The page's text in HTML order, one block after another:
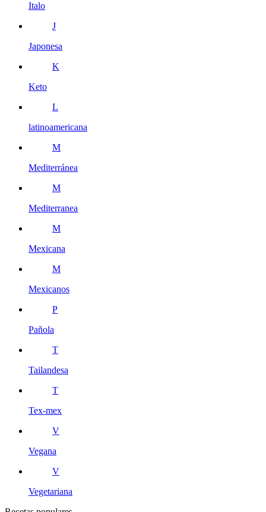
Italo
J
Japonesa
K
Keto
L
latinoamericana
M
Mediterránea
M
Mediterranea
M
Mexicana
M
Mexicanos
P
Pañola
T
Tailandesa
T
Tex-mex
V
Vegana
V
Vegetariana